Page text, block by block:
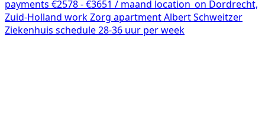
payments €2578 - €3651 / maand location_on Dordrecht,
Zuid-Holland workZorg apartmentAlbert Schweitzer
Ziekenhuis schedule28-36 uur per week